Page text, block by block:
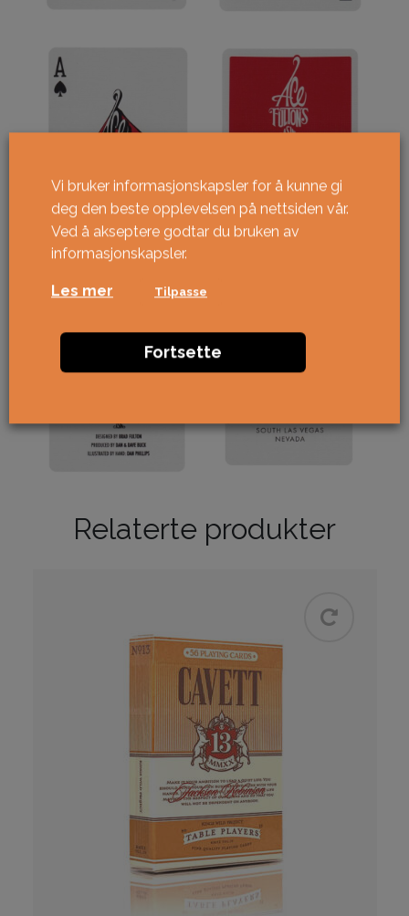
Relaterte produkter
Vi bruker informasjonskapsler for å kunne gi
deg den beste opplevelsen på nettsiden vår.
Ved å akseptere godtar du bruken av
informasjonskapsler.
Les mer Tilpasse
Fortsette